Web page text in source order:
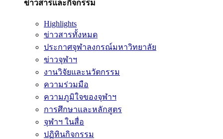
ข่าวสารและกิจกรรม
Highlights
ข่าวสารทั้งหมด
ประกาศจุฬาลงกรณ์มหาวิทยาลัย
ข่าวจุฬาฯ
งานวิจัยและนวัตกรรม
ความร่วมมือ
ความภูมิใจของจุฬาฯ
การศึกษาและหลักสูตร
จุฬาฯ ในสื่อ
ปฏิทินกิจกรรม